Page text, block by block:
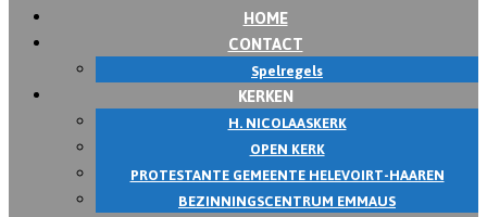
HOME
CONTACT
Spelregels
KERKEN
H. NICOLAASKERK
OPEN KERK
PROTESTANTE GEMEENTE HELEVOIRT-HAAREN
BEZINNINGSCENTRUM EMMAUS